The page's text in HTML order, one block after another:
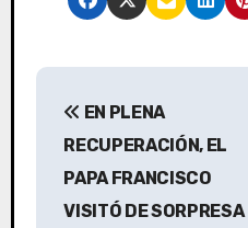
N
EN PLENA
RECUPERACIÓN, EL
PAPA FRANCISCO
VISITÓ DE SORPRESA